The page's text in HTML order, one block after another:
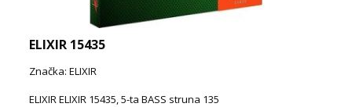
ELIXIR 15435
Značka: ELIXIR
ELIXIR ELIXIR 15435, 5-ta BASS struna 135